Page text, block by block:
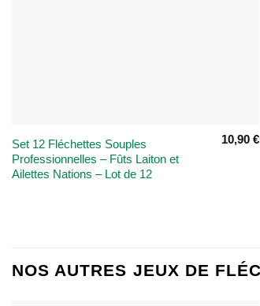
Set 12 Fléchettes Souples
Professionnelles – Fûts Laiton et
Ailettes Nations – Lot de 12
10,90 €
NOS AUTRES JEUX DE